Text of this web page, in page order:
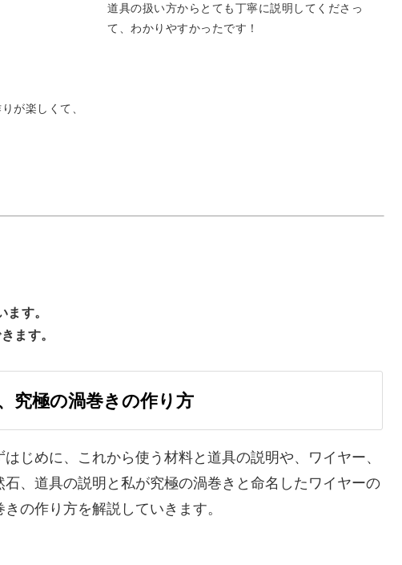
ができるので、アクセサリー作り初心者の方にもとても
クセサリーに仕立てられるようになりますので、ぜひ、
つけて
石を扱います。
道具の扱い方からとても丁寧に説明してくださっ
て、わかりやすかったです！
が楽しくて、
す。
ます。
究極の渦巻きの作り方
はじめに、これから使う材料と道具の説明や、ワイヤー、
石、道具の説明と私が究極の渦巻きと命名したワイヤーの
きの作り方を解説していきます。